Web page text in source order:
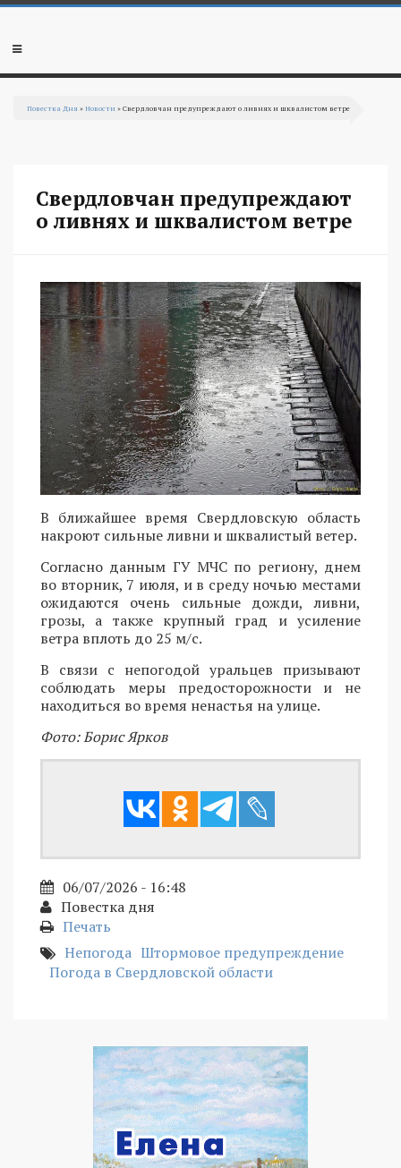
Перейти к основному содержанию
Мобильное
Повестка Дня »Новости » Свердловчан предупреждают о ливнях и шквалистом ветре
Свердловчан предупреждают
о ливнях и шквалистом ветре
В ближайшее время Свердловскую область
накроют сильные ливни и шквалистый ветер.
Согласно данным ГУ МЧС по региону, днем
во вторник, 7 июля, и в среду ночью местами
ожидаются очень сильные дожди, ливни,
грозы, а также крупный град и усиление
ветра вплоть до 25 м/с.
В связи с непогодой уральцев призывают
соблюдать меры предосторожности и не
находиться во время ненастья на улице.
Фото: Борис Ярков
06/07/2026 - 16:48
Повестка дня
Печать
Непогода Штормовое предупреждение
Погода в Свердловской области